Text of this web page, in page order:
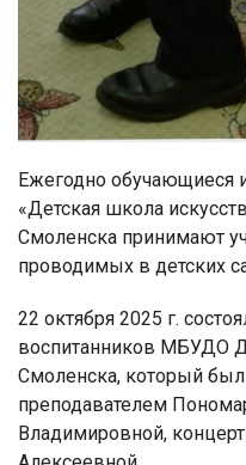
Ежегодно обучающиеся
«Детская школа
Смоленска принимают
проводимых в детских
22 октября 2025 г.
воспитанников МБУДО
Смоленска, который
преподавателем
Владимировной,